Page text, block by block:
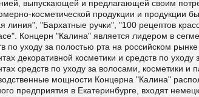
выпускающей и предлагающей своим
косметической продукции и продукции
линия", "Бархатные ручки", "100 рецептов
Концерн "Калина" является лидером в
по уходу за полостью рта на российском
декоративной косметики и средств по
средств по уходу за волосами, косметики
мощности Концерна "Калина"
предприятия в Екатеринбурге, входят